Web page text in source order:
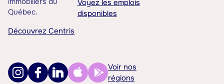
Québec.
Découvrez Centris
Voyez les emplois
disponibles
Voir nos
régions